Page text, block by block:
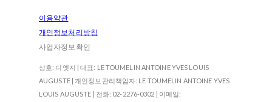
이용약관
개인정보처리방침
사업자정보확인
상호: 디엣지 | 대표: LE TOUMELIN ANTOINE YVES LOUIS
AUGUSTE | 개인정보관리책임자: LE TOUMELIN ANTOINE YVES
LOUIS AUGUSTE | 전화: 02-2276-0302 | 이메일: